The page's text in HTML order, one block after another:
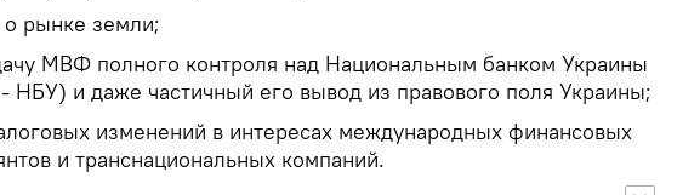
о рынке земли;
МВФ полного контроля над Национальным банком Украины
НБУ) и даже частичный его вывод из правового поля Украины;
изменений в интересах международных финансовых
и транснациональных компаний.